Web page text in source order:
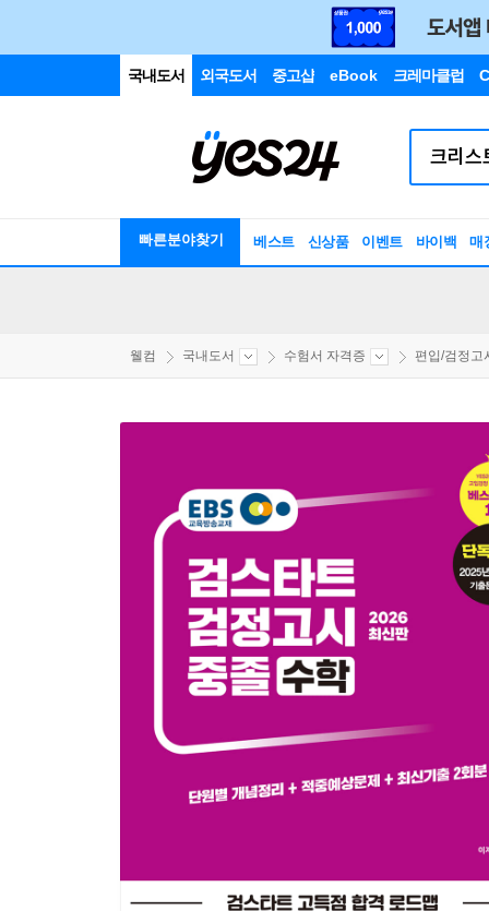
국내도서 외국도서 중고샵 eBook 크레마클럽
빠른분야찾기 베스트 신상품 이벤트 바이백 매
웰컴 국내도서 수험서 자격증 편입/검정고